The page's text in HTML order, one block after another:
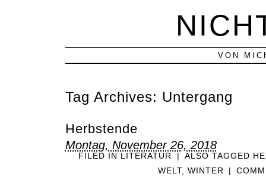
VON
Tag Archives: Untergang
Herbstende
Montag, November 26, 2018
FILED IN LITERATUR | ALSO TAGGED
WELT, WINTER |